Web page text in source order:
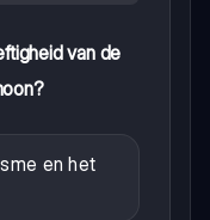
van de
en het